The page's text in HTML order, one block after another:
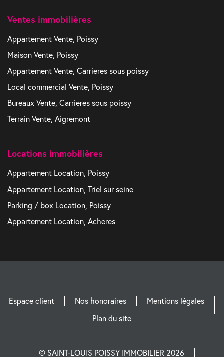
Ventes immobilières
Appartement Vente, Poissy
Maison Vente, Poissy
Appartement Vente, Carrieres sous poissy
Local commercial Vente, Poissy
Bureaux Vente, Carrieres sous poissy
Terrain Vente, Aigremont
Locations immobilières
Appartement Location, Poissy
Appartement Location, Triel sur seine
Parking / box Location, Poissy
Appartement Location, Acheres
Espace client Nos honoraires
Mentions légales
Plan du site
© SAINT-LOUIS POISSY IMMOBILIER 2026